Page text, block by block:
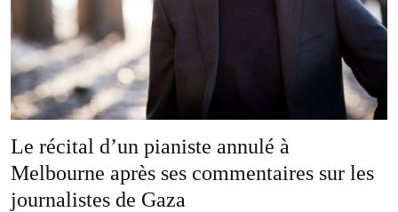
Le récital d’un pianiste annulé à
Melbourne après ses commentaires sur les
journalistes de Gaza